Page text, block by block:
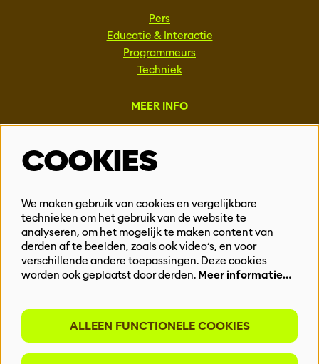
Pers
Educatie & Interactie
Programmeurs
Techniek
MEER INFO
Vacatures
Events & Partnerships
Privacy
BLIJF OP DE HOOGTE
Meld je aan voor onze nieuwsbrief
COOKIES
We maken gebruik van cookies en vergelijkbare
technieken om het gebruik van de website te
analyseren, om het mogelijk te maken content van
derden af te beelden, zoals ook video’s, en voor
verschillende andere toepassingen. Deze cookies
worden ook geplaatst door derden. Meer informatie…
ALLEEN FUNCTIONELE COOKIES